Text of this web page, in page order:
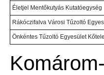
Életjel Mentőkutyás Kutatóegység
Rákóczifalva Városi Tűzoltó
Önkéntes Tűzoltó Egyesület